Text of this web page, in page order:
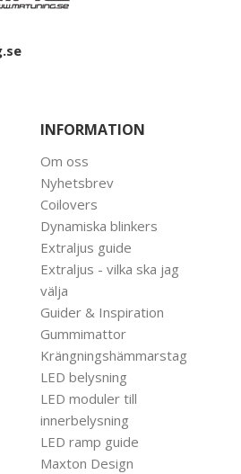
INFORMATION
Om oss
Nyhetsbrev
Coilovers
Dynamiska blinkers
Extraljus guide
Extraljus - vilka ska jag
välja
Guider & Inspiration
Gummimattor
Krängningshämmarstag
LED belysning
LED moduler till
innerbelysning
LED ramp guide
Maxton Design